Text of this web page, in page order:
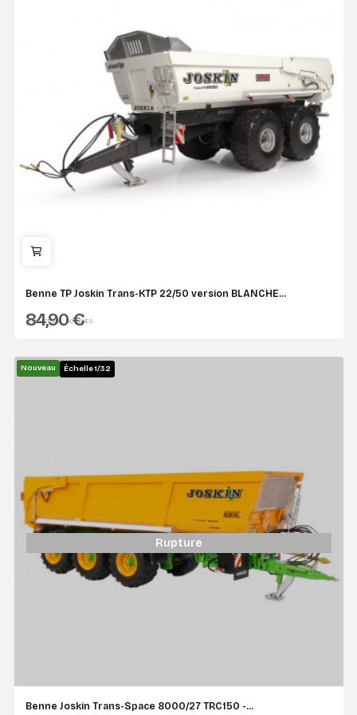
Benne TP Joskin Trans-KTP 22/50 version BLANCHE...
UNIVERSAL HOBBIES
84,90 €
Nouveau Échelle 1/32
Rupture
Benne Joskin Trans-Space 8000/27 TRC150 -...